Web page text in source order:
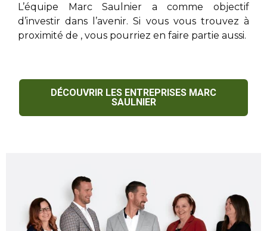
L’équipe Marc Saulnier a comme objectif
d’investir dans l’avenir. Si vous vous trouvez à
proximité de , vous pourriez en faire partie aussi.
DÉCOUVRIR LES ENTREPRISES MARC
SAULNIER